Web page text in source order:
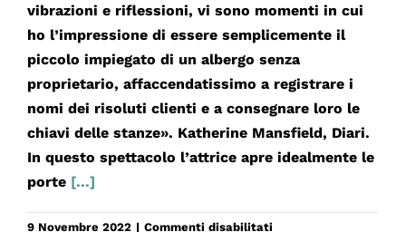
vibrazioni e riflessioni, vi sono momenti in cui
ho l’impressione di essere semplicemente il
piccolo impiegato di un albergo senza
proprietario, affaccendatissimo a registrare i
nomi dei risoluti clienti e a consegnare loro le
chiavi delle stanze». Katherine Mansfield, Diari.
In questo spettacolo l’attrice apre idealmente le
porte [...]
9 Novembre 2022 | Commenti disabilitatisu